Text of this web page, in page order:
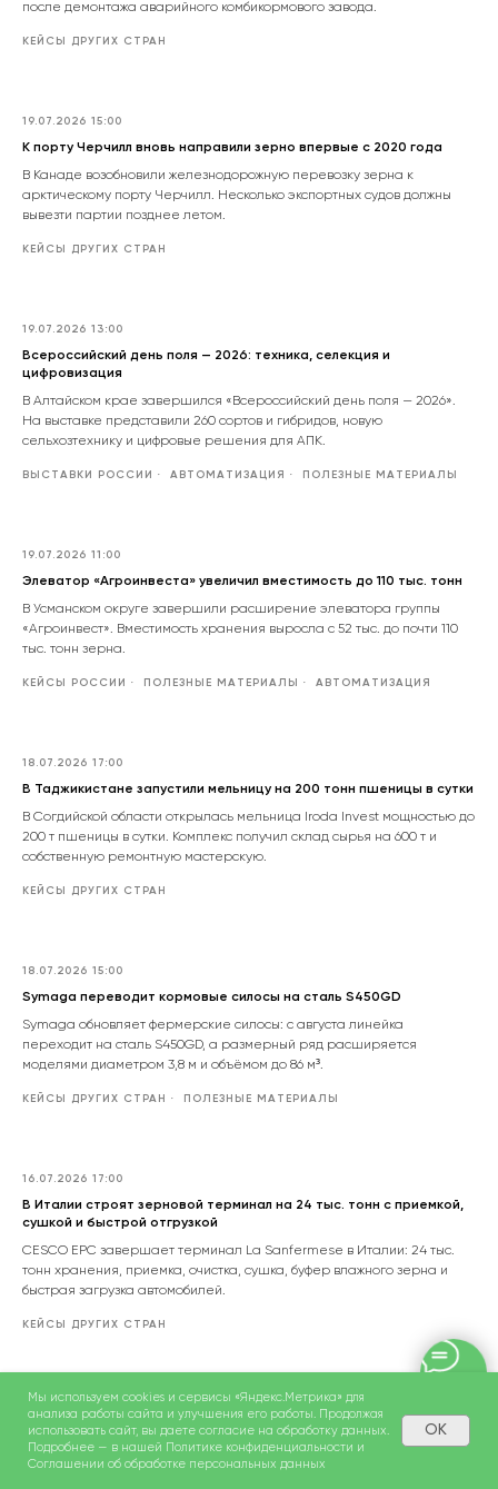
после демонтажа аварийного комбикормового завода.
КЕЙСЫ ДРУГИХ СТРАН
19.07.2026 15:00
К порту Черчилл вновь направили зерно впервые с 2020 года
В Канаде возобновили железнодорожную перевозку зерна к
арктическому порту Черчилл. Несколько экспортных судов должны
вывезти партии позднее летом.
КЕЙСЫ ДРУГИХ СТРАН
19.07.2026 13:00
Всероссийский день поля — 2026: техника, селекция и
цифровизация
В Алтайском крае завершился «Всероссийский день поля — 2026».
На выставке представили 260 сортов и гибридов, новую
сельхозтехнику и цифровые решения для АПК.
ВЫСТАВКИ РОССИИ АВТОМАТИЗАЦИЯ ПОЛЕЗНЫЕ МАТЕРИАЛЫ
19.07.2026 11:00
Элеватор «Агроинвеста» увеличил вместимость до 110 тыс. тонн
В Усманском округе завершили расширение элеватора группы
«Агроинвест». Вместимость хранения выросла с 52 тыс. до почти 110
тыс. тонн зерна.
КЕЙСЫ РОССИИ ПОЛЕЗНЫЕ МАТЕРИАЛЫ АВТОМАТИЗАЦИЯ
18.07.2026 17:00
В Таджикистане запустили мельницу на 200 тонн пшеницы в сутки
В Согдийской области открылась мельница Iroda Invest мощностью до
200 т пшеницы в сутки. Комплекс получил склад сырья на 600 т и
собственную ремонтную мастерскую.
КЕЙСЫ ДРУГИХ СТРАН
18.07.2026 15:00
Symaga переводит кормовые силосы на сталь S450GD
Symaga обновляет фермерские силосы: с августа линейка
переходит на сталь S450GD, а размерный ряд расширяется
моделями диаметром 3,8 м и объёмом до 86 м³.
КЕЙСЫ ДРУГИХ СТРАН ПОЛЕЗНЫЕ МАТЕРИАЛЫ
16.07.2026 17:00
В Италии строят зерновой терминал на 24 тыс. тонн с приемкой,
сушкой и быстрой отгрузкой
CESCO EPC завершает терминал La Sanfermese в Италии: 24 тыс.
тонн хранения, приемка, очистка, сушка, буфер влажного зерна и
быстрая загрузка автомобилей.
КЕЙСЫ ДРУГИХ СТРАН
16.07.2026 15:00
Экспорт российской пшеницы в Южную Корею в июне вырос
вдвое
Мы используем cookies и сервисы «Яндекс.Метрика» для
анализа работы сайта и улучшения его работы. Продолжая
использовать сайт, вы даете согласие на обработку данных.
Подробнее — в нашей Политике конфиденциальности и
Соглашении об обработке персональных данных
OK